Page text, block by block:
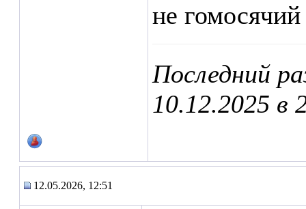
не
Последний
10.12.2025 в
12.05.2026, 12:51